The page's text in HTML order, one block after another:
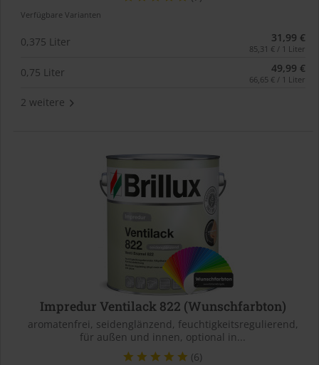
Verfügbare Varianten
0,375 Liter 31,99 €
85,31 € / 1 Liter
0,75 Liter 49,99 €
66,65 € / 1 Liter
2 weitere
Impredur Ventilack 822 (Wunschfarbton)
aromatenfrei, seidenglänzend, feuchtigkeitsregulierend,
für außen und innen, optional in...
(6)